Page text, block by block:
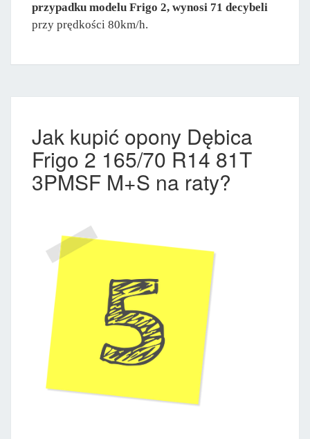
przypadku modelu Frigo 2, wynosi 71 decybeli
przy prędkości 80km/h.
Jak kupić opony Dębica
Frigo 2 165/70 R14 81T
3PMSF M+S na raty?